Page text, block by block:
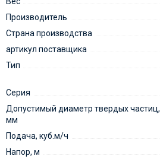
Производитель
Страна производства
артикул поставщика
Тип
Серия
Допустимый диаметр твердых частиц,
мм
Подача, куб.м/ч
Напор, м